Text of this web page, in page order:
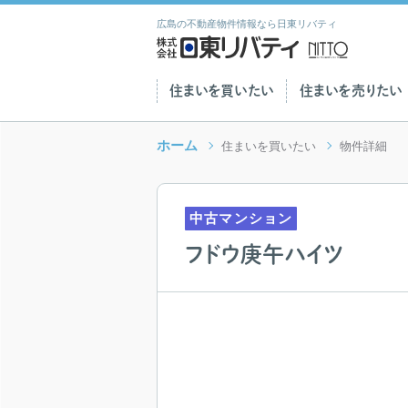
広島の不動産物件情報なら日東リバティ
住まいを買いたい 住まいを売りたい
ホーム 住まいを買いたい 物件詳細
中古マンション
フドウ庚午ハイツ